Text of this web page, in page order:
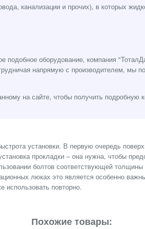
канализации и прочих), в которых
подобное оборудование, компания
напрямую с производителем, мы
на сайте, чтобы получить подробную
установки. В первую очередь
прокладки – она нужна, чтобы
болтов соответствующей
люках это является особенно
использовать повторно.
Похожие товары: